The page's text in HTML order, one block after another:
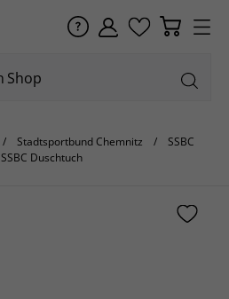
Stadtsportbund Chemnitz
SSBC
SSBC Duschtuch